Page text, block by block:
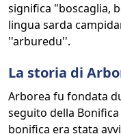
significa "boscaglia,
lingua sarda
''arburedu''.
La storia di
Arborea fu fondata
seguito della
bonifica era stata